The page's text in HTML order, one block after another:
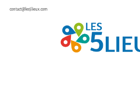
contact@les5lieux.com